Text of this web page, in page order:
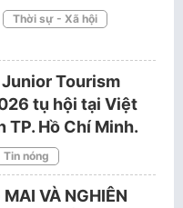
Thời sự - Xã hội
Tourism
tụ hội tại Việt
TP. Hồ Chí Minh.
Tin nóng
VÀ NGHIÊN